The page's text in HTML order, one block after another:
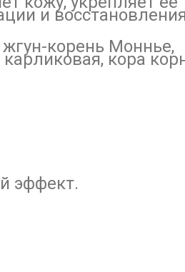
и
корень Моннье,
кора
эффект.